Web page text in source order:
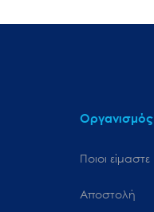
Οργανισμός
Ποιοι είμαστε
Αποστολή